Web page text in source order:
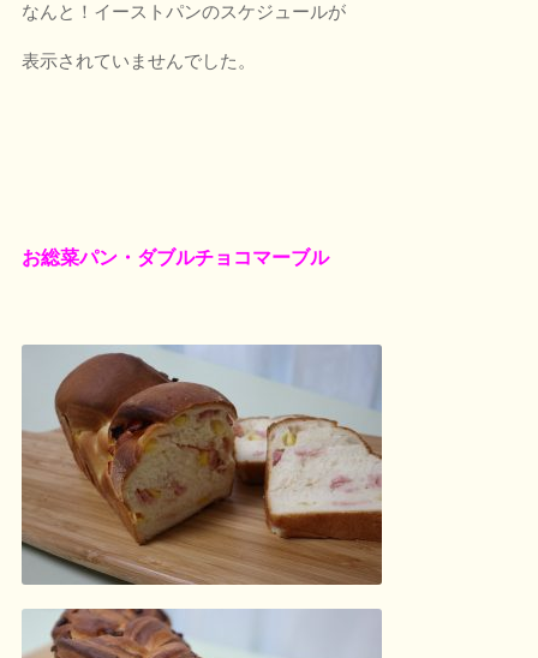
なんと！イーストパンのスケジュールが
表示されていませんでした。
お総菜パン・ダブルチョコマーブル